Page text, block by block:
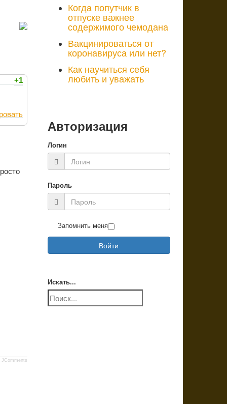
+1
JComments
Когда попутчик в
отпуске важнее
содержимого чемодана
Вакцинироваться от
коронавируса или нет?
Как научиться себя
любить и уважать
Авторизация
Логин
Пароль
Запомнить меня
Войти
Искать...